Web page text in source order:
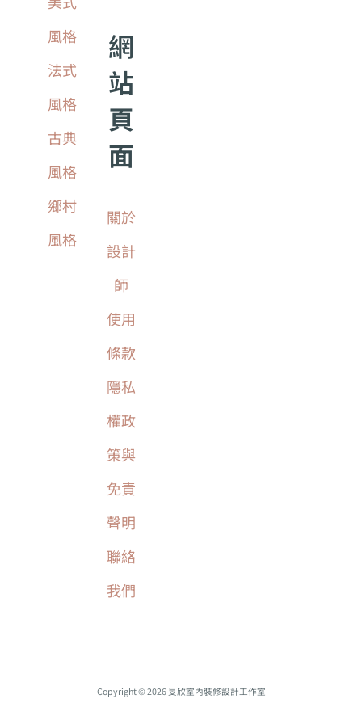
風格
法式
風格
古典
風格
鄉村
風格
網
站
頁
面
關於
設計
師
使用
條款
隱私
權政
策與
免責
聲明
聯絡
我們
Copyright © 2026 旻欣室內裝修設計工作室